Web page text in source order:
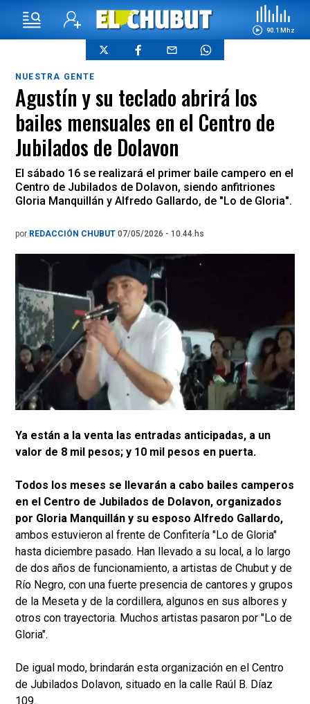
90.1 Mhz
NUESTRA GENTE
Agustín y su teclado abrirá los
bailes mensuales en el Centro de
Jubilados de Dolavon
El sábado 16 se realizará el primer baile campero en el
Centro de Jubilados de Dolavon, siendo anfitriones
Gloria Manquillán y Alfredo Gallardo, de "Lo de Gloria".
por REDACCIÓN CHUBUT 07/05/2026 - 10.44.hs
Ya están a la venta las entradas anticipadas, a un
valor de 8 mil pesos; y 10 mil pesos en puerta.
Todos los meses se llevarán a cabo bailes camperos
en el Centro de Jubilados de Dolavon, organizados
por Gloria Manquillán y su esposo Alfredo Gallardo,
ambos estuvieron al frente de Confitería "Lo de Gloria"
hasta diciembre pasado. Han llevado a su local, a lo largo
de dos años de funcionamiento, a artistas de Chubut y de
Río Negro, con una fuerte presencia de cantores y grupos
de la Meseta y de la cordillera, algunos en sus albores y
otros con trayectoria. Muchos artistas pasaron por "Lo de
Gloria".
De igual modo, brindarán esta organización en el Centro
de Jubilados Dolavon, situado en la calle Raúl B. Díaz
109.